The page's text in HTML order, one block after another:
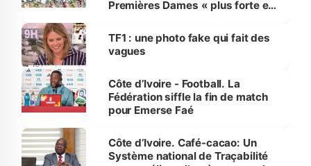
Premières Dames « plus forte et
sur la scène internationale »
TF1 : une photo fake qui fait des
vagues
Côte d’Ivoire - Football. La
Fédération siffle la fin de match
pour Emerse Faé
Côte d’Ivoire. Café-cacao: Un
Système national de Traçabilité